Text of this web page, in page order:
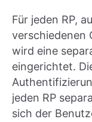
Für jeden RP,
verschiedenen
wird eine
eingerichtet.
jeden RP
sich der